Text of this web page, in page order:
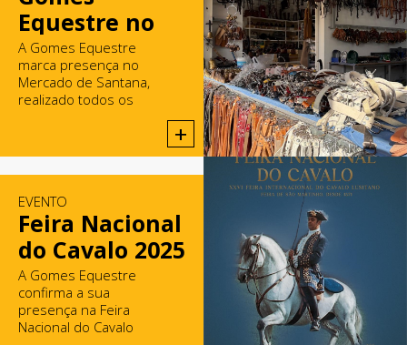
Equestre no
Mercado de
Santana
A Gomes Equestre
marca presença no
Mercado de Santana,
realizado todos os
+
EVENTO
Feira Nacional
do Cavalo 2025
A Gomes Equestre
confirma a sua
presença na Feira
Nacional do Cavalo